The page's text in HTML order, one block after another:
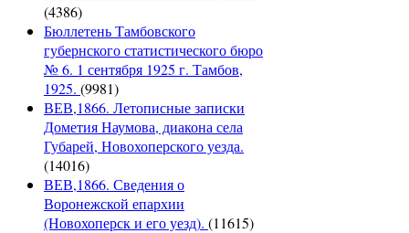
(4386)
Бюллетень Тамбовского
губернского статистического бюро
№ 6. 1 сентября 1925 г. Тамбов,
1925. (9981)
ВЕВ,1866. Летописные записки
Дометия Наумова, диакона села
Губарей, Новохоперского уезда.
(14016)
ВЕВ,1866. Сведения о
Воронежской епархии
(Новохоперск и его уезд). (11615)